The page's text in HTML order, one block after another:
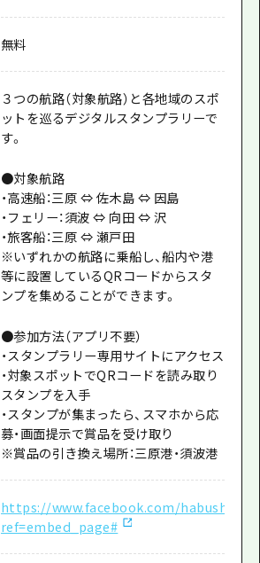
無料
３つの航路（対象航路）と各地域のスポ
ットを巡るデジタルスタンプラリーで
す。
●対象航路
・高速船：三原 ⇔ 佐木島 ⇔ 因島
・フェリー：須波 ⇔ 向田 ⇔ 沢
・旅客船：三原 ⇔ 瀬戸田
※いずれかの航路に乗船し、船内や港
等に設置しているQRコードからスタ
ンプを集めることができます。
●参加方法（アプリ不要）
・スタンプラリー専用サイトにアクセス
​・対象スポットでQRコードを読み取り
スタンプを入手
・スタンプが集まったら、スマホから応
募・画面提示で賞品を受け取り
※賞品の引き換え場所：三原港・須波港
https://www.facebook.com/
ref=embed_page#